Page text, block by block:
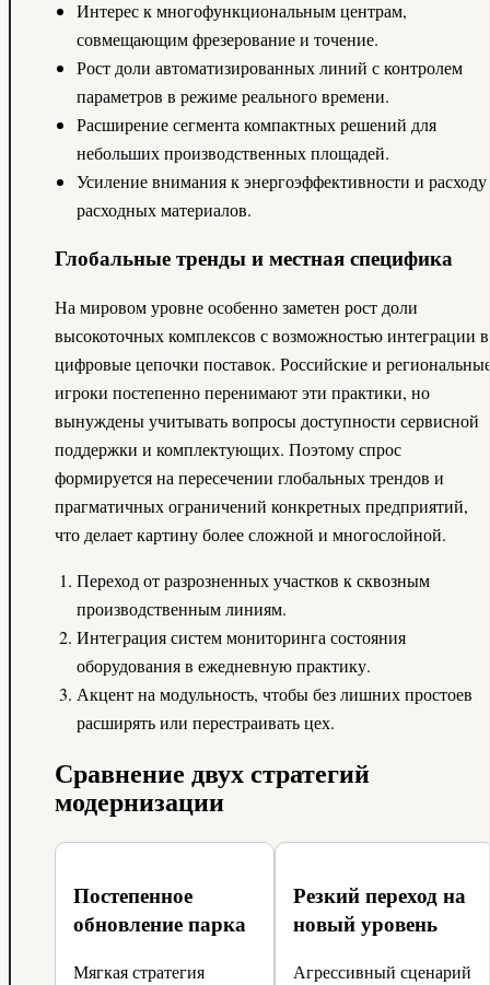
Интерес к многофункциональным центрам,
совмещающим фрезерование и точение.
Рост доли автоматизированных линий с контролем
параметров в режиме реального времени.
Расширение сегмента компактных решений для
небольших производственных площадей.
Усиление внимания к энергоэффективности и расходу
расходных материалов.
Глобальные тренды и местная специфика
На мировом уровне особенно заметен рост доли
высокоточных комплексов с возможностью интеграции в
цифровые цепочки поставок. Российские и
игроки постепенно перенимают эти практики, но
вынуждены учитывать вопросы доступности сервисной
поддержки и комплектующих. Поэтому спрос
формируется на пересечении глобальных трендов и
прагматичных ограничений конкретных предприятий,
что делает картину более сложной и многослойной.
Переход от разрозненных участков к сквозным
производственным линиям.
Интеграция систем мониторинга состояния
оборудования в ежедневную практику.
Акцент на модульность, чтобы без лишних простоев
расширять или перестраивать цех.
Сравнение двух стратегий
модернизации
Постепенное
обновление парка
Мягкая стратегия
Резкий переход на
новый уровень
Агрессивный сценарий